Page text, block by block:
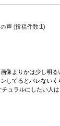
声 (投稿件数:1)
像よりかは少し明る
してるとバレないく
ュラルにしたい人